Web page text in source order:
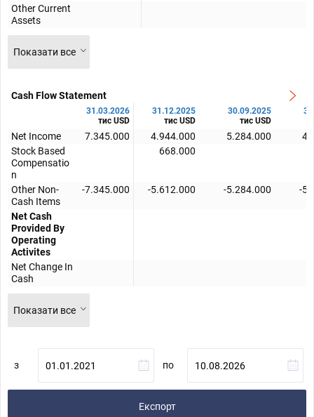
Other Current
Assets
Показати все
Cash Flow Statement
31.03.2026
тис USD
31.12.2025
тис USD
30.09.2025
тис USD
Net Income 7.345.000 4.944.000 5.284.000
Stock Based
Compensatio
n
668.000
Other Non-
Cash Items
-7.345.000 -5.612.000 -5.284.000 -
Net Cash
Provided By
Operating
Activites
Net Change In
Cash
Показати все
з по
Експорт